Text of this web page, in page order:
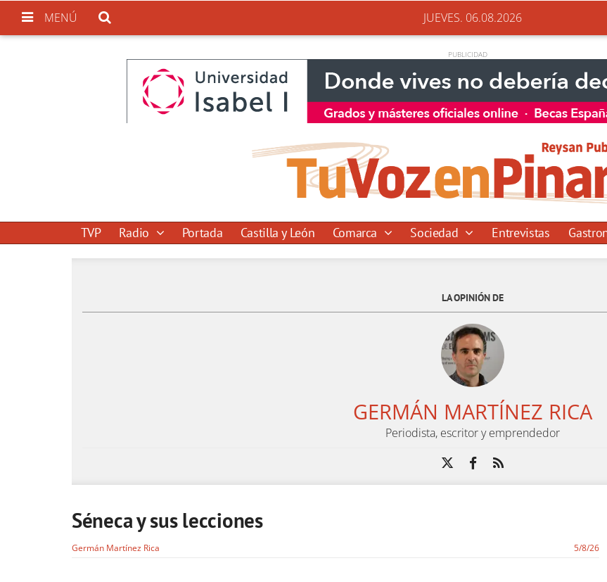
MENÚ JUEVES. 06.08.2026
TVP Radio Portada Castilla y León Comarca Sociedad Entrevistas
LA OPINIÓN DE
GERMÁN MARTÍNEZ RICA
Periodista, escritor y emprendedor
Germán Martínez Rica 5/8/26
Séneca y sus lecciones